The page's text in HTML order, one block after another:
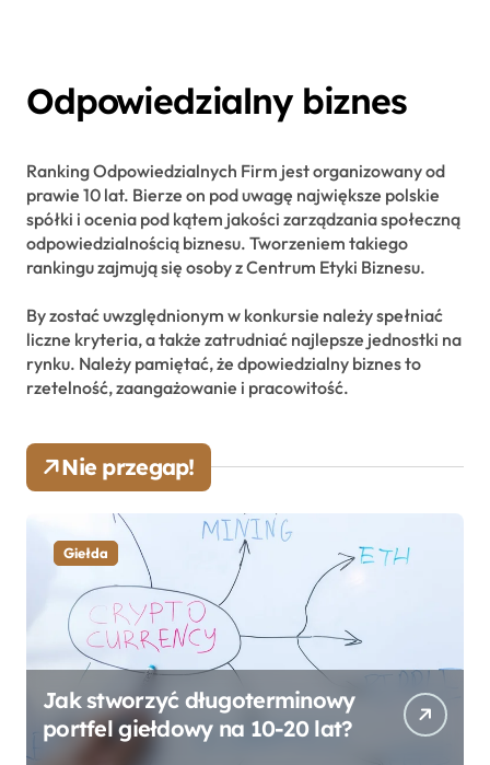
Odpowiedzialny biznes
Ranking Odpowiedzialnych Firm jest organizowany od
prawie 10 lat. Bierze on pod uwagę największe polskie
spółki i ocenia pod kątem jakości zarządzania społeczną
odpowiedzialnością biznesu. Tworzeniem takiego
rankingu zajmują się osoby z Centrum Etyki Biznesu.
By zostać uwzględnionym w konkursie należy spełniać
liczne kryteria, a także zatrudniać najlepsze jednostki na
rynku. Należy pamiętać, że dpowiedzialny biznes to
rzetelność, zaangażowanie i pracowitość.
Nie przegap!
Giełda
Jak stworzyć długoterminowy
portfel giełdowy na 10-20 lat?